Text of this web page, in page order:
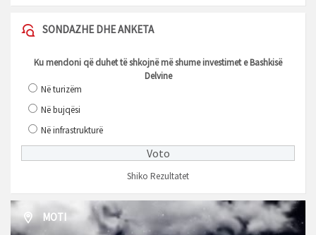
SONDAZHE DHE ANKETA
Ku mendoni që duhet të shkojnë më shume investimet e Bashkisë
Delvine
Në turizëm
Në bujqësi
Në infrastrukturë
Shiko Rezultatet
MOTI